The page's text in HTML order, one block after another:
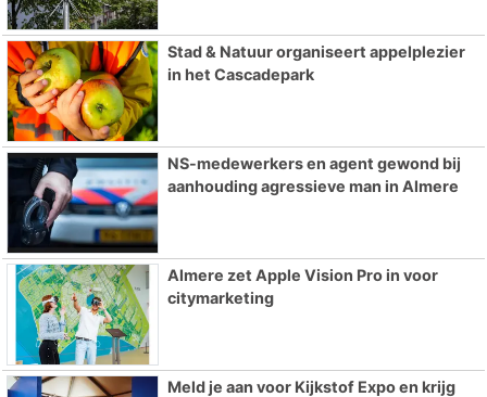
Stad & Natuur organiseert appelplezier
in het Cascadepark
NS-medewerkers en agent gewond bij
aanhouding agressieve man in Almere
Almere zet Apple Vision Pro in voor
citymarketing
Meld je aan voor Kijkstof Expo en krijg